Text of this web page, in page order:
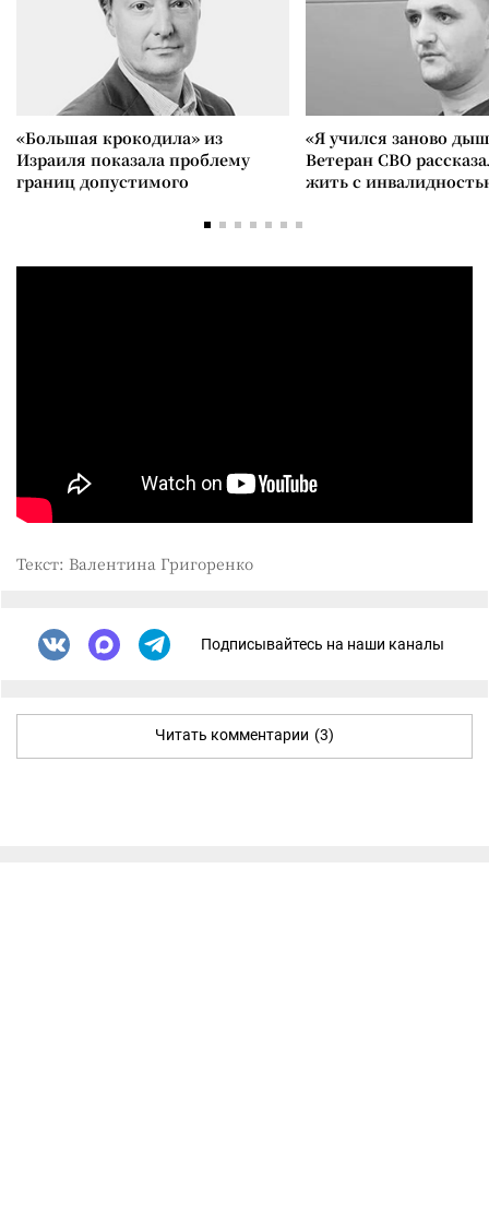
«Большая крокодила» из
Израиля показала проблему
границ допустимого
«Я учился заново
Ветеран СВО
жить с
Текст: Валентина Григоренко
Подписывайтесь на наши каналы
Читать комментарии (3)